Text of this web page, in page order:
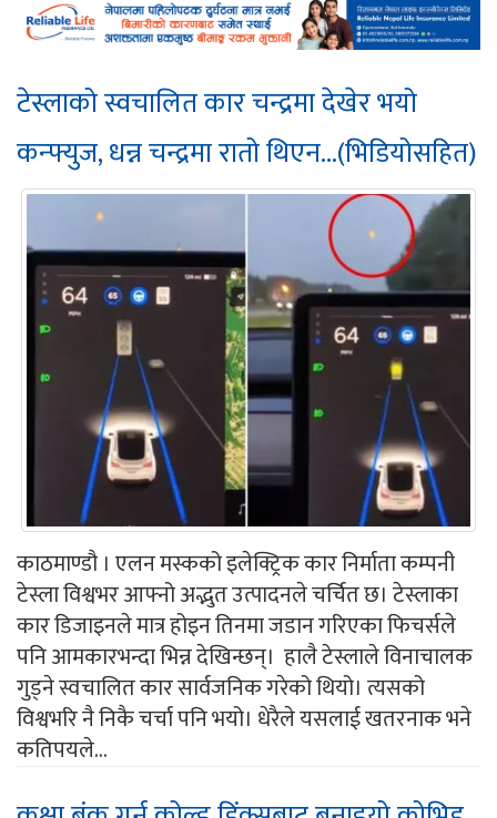
टेस्लाको स्वचालित कार चन्द्रमा देखेर भयो
कन्फ्युज, धन्न चन्द्रमा रातो थिएन...(भिडियोसहित)
काठमाण्डौ । एलन मस्कको इलेक्ट्रिक कार निर्माता कम्पनी
टेस्ला विश्वभर आफ्नो अद्भुत उत्पादनले चर्चित छ। टेस्लाका
कार डिजाइनले मात्र होइन तिनमा जडान गरिएका फिचर्सले
पनि आमकारभन्दा भिन्न देखिन्छन्। हालै टेस्लाले विनाचालक
गुड्ने स्वचालित कार सार्वजनिक गरेको थियो। त्यसको
विश्वभरि नै निकै चर्चा पनि भयो। धेरैले यसलाई खतरनाक भने
कतिपयले...